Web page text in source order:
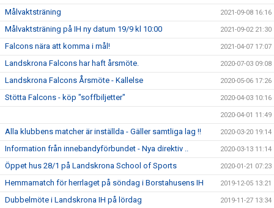
Målvaktsträning 2021-09-08 16:16
Målvaktsträning på IH ny datum 19/9 kl 10:00 2021-09-02 21:30
Falcons nära att komma i mål! 2021-04-07 17:07
Landskrona Falcons har haft årsmöte. 2020-07-03 09:08
Landskrona Falcons Årsmöte - Kallelse 2020-05-06 17:26
Stötta Falcons - köp "soffbiljetter" 2020-04-03 10:16
2020-04-01 11:49
Alla klubbens matcher är inställda - Gäller samtliga lag !! 2020-03-20 19:14
Information från innebandyförbundet - Nya direktiv .. 2020-03-13 11:14
Öppet hus 28/1 på Landskrona School of Sports 2020-01-21 07:23
Hemmamatch för herrlaget på söndag i Borstahusens IH 2019-12-05 13:21
Dubbelmöte i Landskrona IH på lördag 2019-11-27 13:34